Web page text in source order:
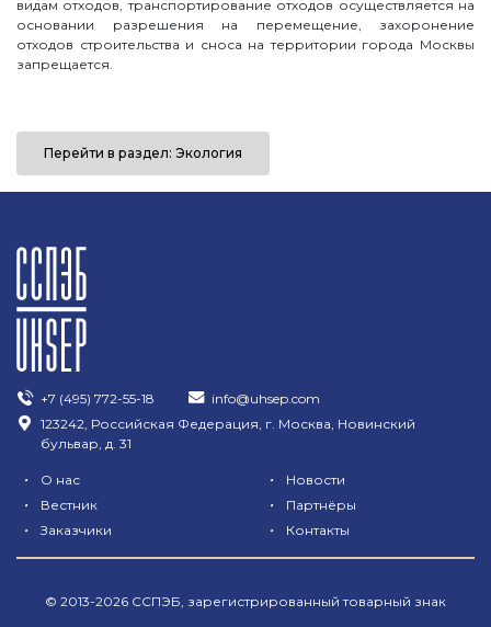
видам отходов, транспортирование отходов осуществляется на
основании разрешения на перемещение, захоронение
отходов строительства и сноса на территории города Москвы
запрещается.
Перейти в раздел: Экология
+7 (495) 772-55-18
info@uhsep.com
123242, Российская Федерация, г. Москва, Новинский
бульвар, д. 31
• О нас • Новости
• Вестник • Партнёры
• Заказчики • Контакты
© 2013-2026 ССПЭБ, зарегистрированный товарный знак